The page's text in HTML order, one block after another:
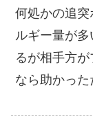
何処かの追
ルギー量が
るが相手方
なら助かった